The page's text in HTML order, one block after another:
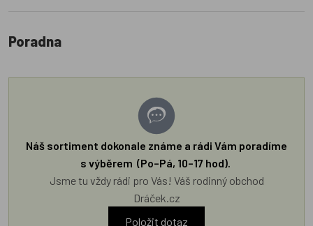
Poradna
Náš sortiment dokonale známe a rádi Vám poradíme
s výběrem (Po–Pá, 10–17 hod).
Jsme tu vždy rádi pro Vás! Váš rodinný obchod
Dráček.cz
Položit dotaz